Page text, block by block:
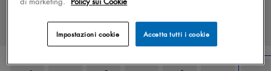
Accetta tutti i cookie
Impostazioni cookie